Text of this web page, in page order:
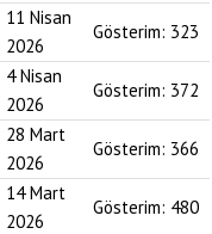
11 Nisan
2026
Gösterim: 323
4 Nisan
2026
Gösterim: 372
28 Mart
2026
Gösterim: 366
14 Mart
2026
Gösterim: 480